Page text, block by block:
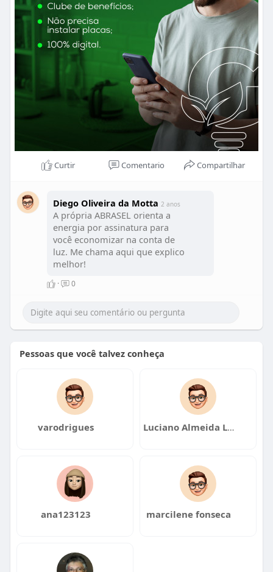
Curtir Comentario Compartilhar
Diego Oliveira da Motta 2 anos
A própria ABRASEL orienta a
energia por assinatura para
você economizar na conta de
luz. Me chama aqui que explico
melhor!
· 0
Pessoas que você talvez conheça
varodrigues Luciano Almeida Lima
ana123123 marcilene fonseca